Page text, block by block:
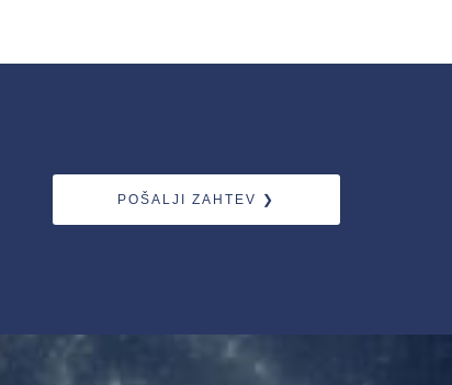
POŠALJI ZAHTEV ❯